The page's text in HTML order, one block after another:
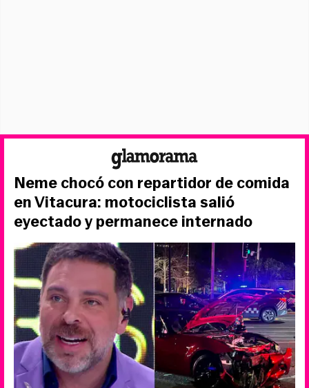
Neme chocó con repartidor de comida
en Vitacura: motociclista salió
eyectado y permanece internado